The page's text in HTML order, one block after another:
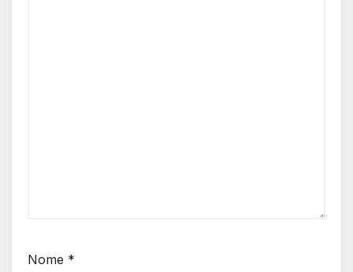
Nome *